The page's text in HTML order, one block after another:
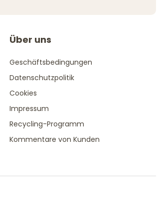
Über uns
Geschäftsbedingungen
Datenschutzpolitik
Cookies
Impressum
Recycling-Programm
Kommentare von Kunden